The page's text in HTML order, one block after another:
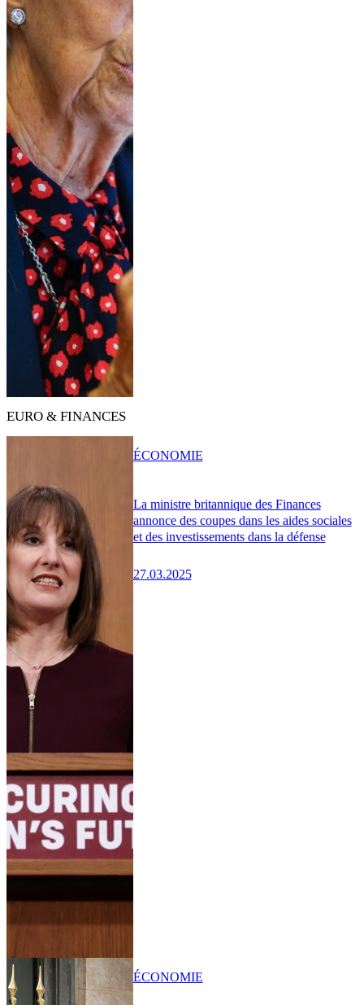
EURO & FINANCES
La ministre britannique des Finances
annonce des coupes dans les aides sociales
et des investissements dans la défense
27.03.2025
ÉCONOMIE
ÉCONOMIE